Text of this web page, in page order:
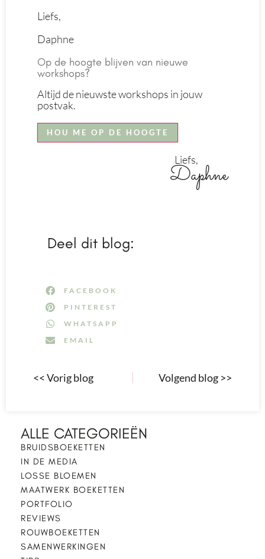
Liefs,
Daphne
Op de hoogte blijven van nieuwe
workshops?
Altijd de nieuwste workshops in jouw
postvak.
HOU ME OP DE HOOGTE
Liefs,
Daphne
Deel dit blog:
FACEBOOK
PINTEREST
WHATSAPP
EMAIL
<< Vorig blog Volgend blog >>
ALLE CATEGORIEËN
BRUIDSBOEKETTEN
IN DE MEDIA
LOSSE BLOEMEN
MAATWERK BOEKETTEN
PORTFOLIO
REVIEWS
ROUWBOEKETTEN
SAMENWERKINGEN